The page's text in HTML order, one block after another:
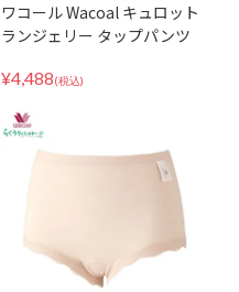
ワコール Wacoal キュロット
ランジェリー タップパンツ
由来素材使用 HDB522 MLサ
¥4,488(税込)